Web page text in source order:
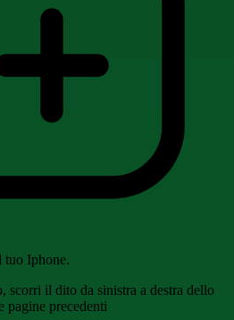
tuo Iphone.
scorri il dito da sinistra a destra dello
pagine precedenti